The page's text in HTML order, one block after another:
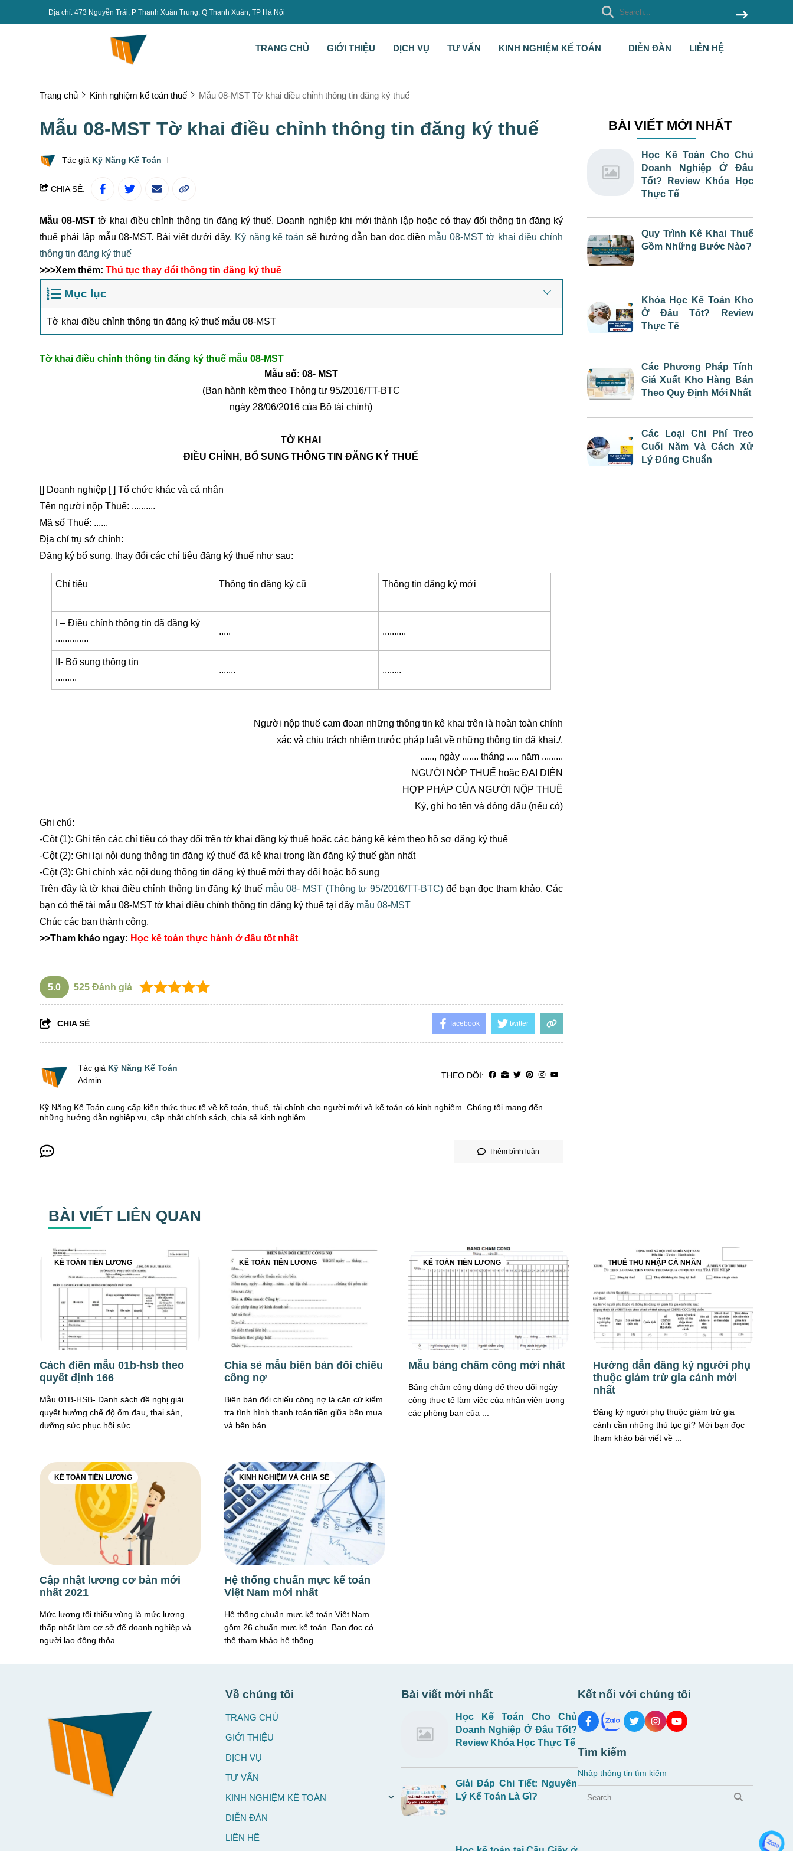
Địa chỉ: 473 Nguyễn Trãi, P Thanh Xuân Trung, Q Thanh Xuân, TP Hà Nội
TRANG CHỦ GIỚI THIỆU DỊCH VỤ TƯ VẤN KINH NGHIỆM KẾ TOÁN DIỄN ĐÀN LIÊN HỆ
Trang chủ Kinh nghiệm kế toán thuế Mẫu 08-MST Tờ khai điều chỉnh thông tin đăng ký thuế
Mẫu 08-MST Tờ khai điều chỉnh thông tin đăng ký thuế
Tác giả Kỹ Năng Kế Toán
CHIA SẺ:
Mẫu 08-MSTtờ khai điều chỉnh thông tin đăng ký thuế. Doanh nghiệp khi mới thành lập hoặc có thay đổi thông tin đăng ký
thuế phải lập mẫu 08-MST. Bài viết dưới đây, Kỹ năng kế toán sẽ hướng dẫn bạn đọc điền mẫu 08-MST tờ khai điều chỉnh
thông tin đăng ký thuế
>>>Xem thêm: Thủ tục thay đổi thông tin đăng ký thuế
Mục lục
Tờ khai điều chỉnh thông tin đăng ký thuế mẫu 08-MST
Tờ khai điều chỉnh thông tin đăng ký thuế mẫu 08-MST
Mẫu số: 08- MST
(Ban hành kèm theo Thông tư 95/2016/TT-BTC
ngày 28/06/2016 của Bộ tài chính)
TỜ KHAI
ĐIỀU CHỈNH, BỔ SUNG THÔNG TIN ĐĂNG KÝ THUẾ
[] Doanh nghiệp [ ] Tổ chức khác và cá nhân
Tên người nộp Thuế: ..........
Mã số Thuế: ......
Địa chỉ trụ sở chính:
Đăng ký bổ sung, thay đổi các chỉ tiêu đăng ký thuế như sau:
Chỉ tiêu Thông tin đăng ký cũ Thông tin đăng ký mới
I – Điều chỉnh thông tin đã đăng ký
..............
..... ..........
II- Bổ sung thông tin
.........
....... ........
Người nộp thuế cam đoan những thông tin kê khai trên là hoàn toàn chính
xác và chịu trách nhiệm trước pháp luật về những thông tin đã khai./.
......, ngày ....... tháng ..... năm .........
NGƯỜI NỘP THUẾ hoặc ĐẠI DIỆN
HỢP PHÁP CỦA NGƯỜI NỘP THUẾ
Ký, ghi họ tên và đóng dấu (nếu có)
Ghi chú:
-Cột (1): Ghi tên các chỉ tiêu có thay đổi trên tờ khai đăng ký thuế hoặc các bảng kê kèm theo hồ sơ đăng ký thuế
-Cột (2): Ghi lại nội dung thông tin đăng ký thuế đã kê khai trong lần đăng ký thuế gần nhất
-Cột (3): Ghi chính xác nội dung thông tin đăng ký thuế mới thay đổi hoặc bổ sung
Trên đây là tờ khai điều chỉnh thông tin đăng ký thuế mẫu 08- MST (Thông tư 95/2016/TT-BTC) để bạn đọc tham khảo. Các
bạn có thể tải mẫu 08-MST tờ khai điều chỉnh thông tin đăng ký thuế tại đây mẫu 08-MST
Chúc các bạn thành công.
>>Tham khảo ngay: Học kế toán thực hành ở đâu tốt nhất
5.0 525 Đánh giá
CHIA SẺ facebook twitter
Tác giả Kỹ Năng Kế Toán
Admin
THEO DÕI:
Kỹ Năng Kế Toán cung cấp kiến thức thực tế về kế toán, thuế, tài chính cho người mới và kế toán có kinh nghiệm. Chúng tôi mang đến
những hướng dẫn nghiệp vụ, cập nhật chính sách, chia sẻ kinh nghiệm.
Thêm bình luận
BÀI VIẾT MỚI NHẤT
Học Kế Toán Cho Chủ
Doanh Nghiệp Ở Đâu
Tốt? Review Khóa Học
Thực Tế
Quy Trình Kê Khai Thuế
Gồm Những Bước Nào?
Khóa Học Kế Toán Kho
Ở Đâu Tốt? Review
Thực Tế
Các Phương Pháp Tính
Giá Xuất Kho Hàng Bán
Theo Quy Định Mới Nhất
Các Loại Chi Phí Treo
Cuối Năm Và Cách Xử
Lý Đúng Chuẩn
BÀI VIẾT LIÊN QUAN
KẾ TOÁN TIỀN LƯƠNG
Cách điền mẫu 01b-hsb theo
quyết định 166
Mẫu 01B-HSB- Danh sách đề nghị giải
quyết hưởng chế độ ốm đau, thai sản,
dưỡng sức phục hồi sức ...
KẾ TOÁN TIỀN LƯƠNG
Chia sẻ mẫu biên bản đối chiếu
công nợ
Biên bản đối chiếu công nợ là căn cứ kiểm
tra tình hình thanh toán tiền giữa bên mua
và bên bán. ...
KẾ TOÁN TIỀN LƯƠNG
Mẫu bảng chấm công mới nhất
Bảng chấm công dùng để theo dõi ngày
công thực tế làm việc của nhân viên trong
các phòng ban của ...
THUẾ THU NHẬP CÁ NHÂN
Hướng dẫn đăng ký người phụ
thuộc giảm trừ gia cảnh mới
nhất
Đăng ký người phụ thuộc giảm trừ gia
cảnh cần những thủ tục gì? Mời bạn đọc
tham khảo bài viết về ...
KẾ TOÁN TIỀN LƯƠNG
Cập nhật lương cơ bản mới
nhất 2021
Mức lương tối thiểu vùng là mức lương
thấp nhất làm cơ sở để doanh nghiệp và
người lao động thỏa ...
KINH NGHIỆM VÀ CHIA SẺ
Hệ thống chuẩn mực kế toán
Việt Nam mới nhất
Hệ thống chuẩn mực kế toán Việt Nam
gồm 26 chuẩn mực kế toán. Bạn đọc có
thể tham khảo hệ thống ...
Về chúng tôi
TRANG CHỦ
GIỚI THIỆU
DỊCH VỤ
TƯ VẤN
KINH NGHIỆM KẾ TOÁN
DIỄN ĐÀN
LIÊN HỆ
Bài viết mới nhất
Học Kế Toán Cho Chủ
Doanh Nghiệp Ở Đâu Tốt?
Review Khóa Học Thực Tế
Giải Đáp Chi Tiết: Nguyên
Lý Kế Toán Là Gì?
Kết nối với chúng tôi
Tìm kiếm
Nhập thông tin tìm kiếm